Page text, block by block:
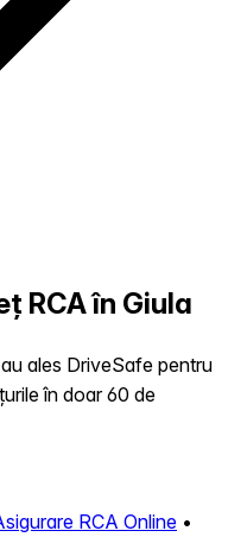
RCA în Giula
ales DriveSafe pentru
în doar 60 de
RCA Online •